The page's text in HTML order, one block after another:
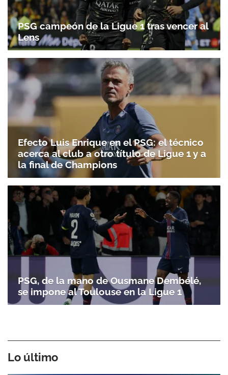
PSG campeón de la Ligue 1 tras vencer al
Lens
Efecto Luis Enrique en el PSG: el técnico
acerca al club a otro título de Ligue 1 y a
la final de Champions
PSG, de la mano de Ousmane Dembélé,
se impone al Toulouse en la Ligue 1
Lo último